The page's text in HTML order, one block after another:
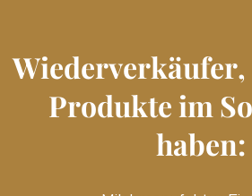
Wiederverkäufer,
Produkte im
haben: